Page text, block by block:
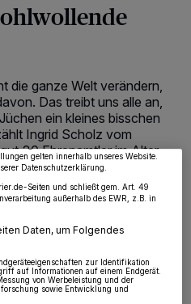
die ganze Welt verändern,
Das treibt uns alle an,
ein kleines bisschen
Ingrid Scholz vom
20 Ehrenamtler im Alter
sich mit viel Herzblut dafür
in Jüchen willkommen zu
Lesezeit
für die unter „Wir und unsere
bereitzustellen“ aufgeführten
Sie. Sie können dieses Menü jederzeit
ändern oder Ihre Einwilligung zu
oder Ablehnen am unteren
gelten innerhalb unseres Website.
Datenschutzerklärung.
Seiten und schließt gem. Art. 49
außerhalb des EWR, z.B. in
Daten, um Folgendes
zur Identifikation
auf Informationen auf einem Endgerät.
von Werbeleistung und der
sowie Entwicklung und